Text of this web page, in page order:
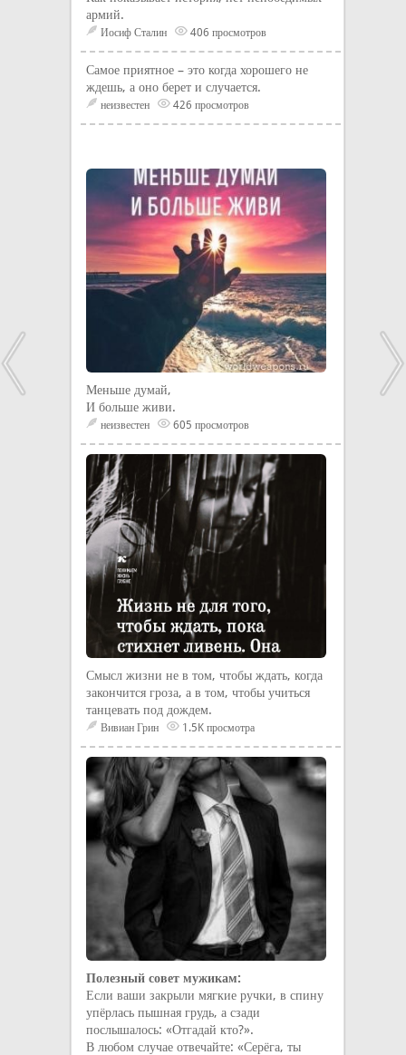
армий.
Иосиф Сталин 406 просмотров
Самое приятное – это когда хорошего не
ждешь, а оно берет и случается.
неизвестен 426 просмотров
Меньше думай,
И больше живи.
неизвестен 605 просмотров
Смысл жизни не в том, чтобы ждать, когда
закончится гроза, а в том, чтобы учиться
танцевать под дождем.
Вивиан Грин 1.5K просмотра
Полезный совет мужикам:
Если ваши закрыли мягкие ручки, в спину
упёрлась пышная грудь, а сзади
послышалось: «Отгадай кто?».
В любом случае отвечайте: «Серёга, ты